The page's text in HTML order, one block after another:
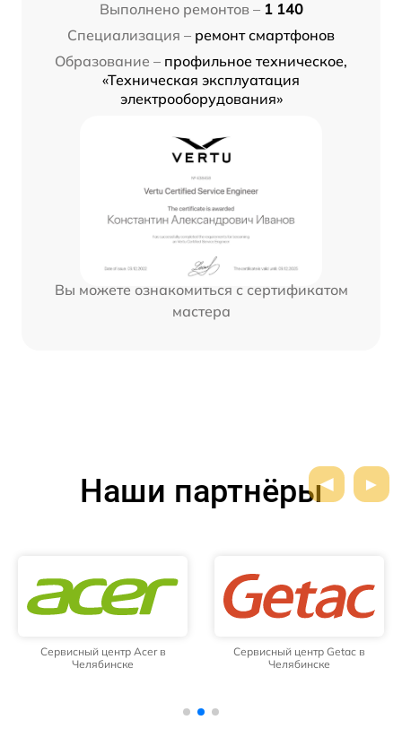
Выполнено ремонтов – 1 140
Специализация – ремонт смартфонов
Образование – профильное техническое,
«Техническая эксплуатация
электрооборудования»
Вы можете ознакомиться с сертификатом
мастера
Наши партнёры
Сервисный центр Acer в
Челябинске
Сервисный центр Getac в
Челябинске